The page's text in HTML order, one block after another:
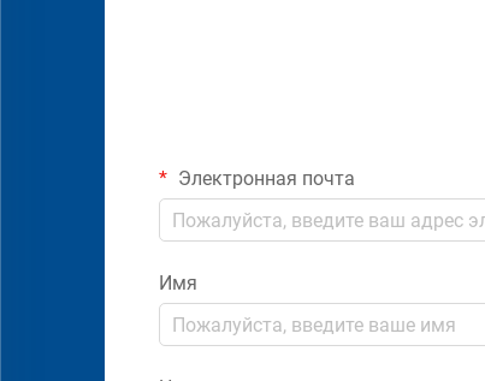
Электронная почта
Имя